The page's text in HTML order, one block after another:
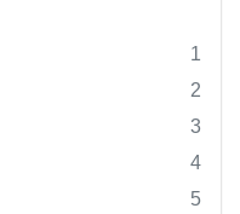
1
2
3
4
5